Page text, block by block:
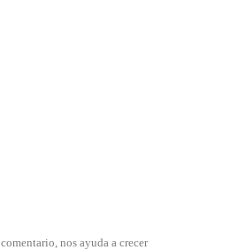
nos ayuda a crecer